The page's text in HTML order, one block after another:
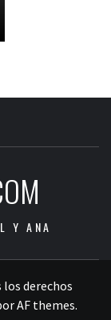
Y ANA
derechos
AF themes.